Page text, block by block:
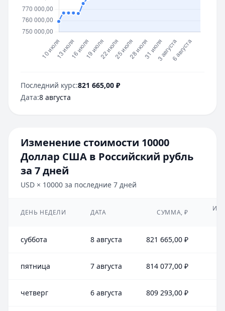
Последний курс:821 665,00 ₽
Дата:8 августа
Изменение стоимости 10000
Доллар США в Российский рубль
за 7 дней
USD × 10000 за последние 7 дней
ДЕНЬ НЕДЕЛИ ДАТА СУММА,₽
суббота 8 августа 821 665,00 ₽
пятница 7 августа 814 077,00 ₽
четверг 6 августа 809 293,00 ₽